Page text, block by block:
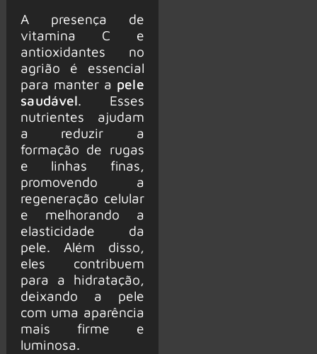
A presença de
vitamina C e
antioxidantes no
agrião é essencial
para manter a pele
saudável. Esses
nutrientes ajudam
a reduzir a
formação de rugas
e linhas finas,
promovendo a
regeneração celular
e melhorando a
elasticidade da
pele. Além disso,
eles contribuem
para a hidratação,
deixando a pele
com uma aparência
mais firme e
luminosa.